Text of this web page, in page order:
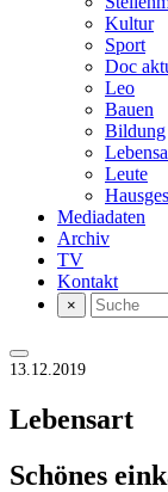
Kultur
Sport
Doc
Leo
Bauen
Bildung
Leute
Mediadaten
Archiv
TV
Kontakt
×
13.12.2019
Lebensart
Schönes